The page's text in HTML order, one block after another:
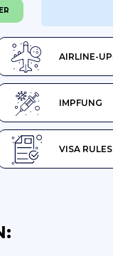
AIRLINE-
IMPFUNG
VISA RULES